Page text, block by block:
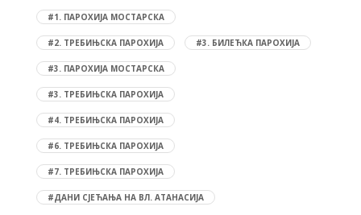
#1. ПАРОХИЈА МОСТАРСКА
#2. ТРЕБИЊСКА ПАРОХИЈА #3. БИЛЕЋКА ПАРОХИЈА
#3. ПАРОХИЈА МОСТАРСКА
#3. ТРЕБИЊСКА ПАРОХИЈА
#4. ТРЕБИЊСКА ПАРОХИЈА
#6. ТРЕБИЊСКА ПАРОХИЈА
#7. ТРЕБИЊСКА ПАРОХИЈА
#ДАНИ СЈЕЋАЊА НА ВЛ. АТАНАСИЈА